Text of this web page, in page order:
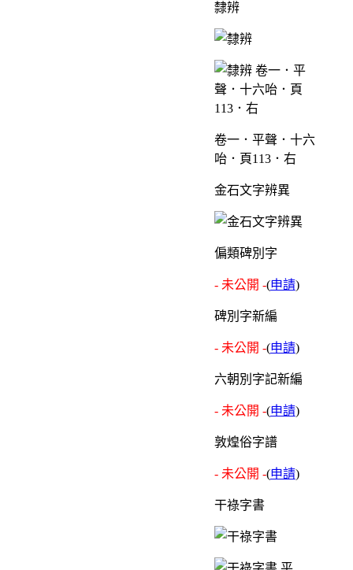
隸辨
卷一．平聲．十六
咍．頁113．右
金石文字辨異
偏類碑別字
- 未公開 -(申請)
碑別字新編
- 未公開 -(申請)
六朝別字記新編
- 未公開 -(申請)
敦煌俗字譜
- 未公開 -(申請)
干祿字書